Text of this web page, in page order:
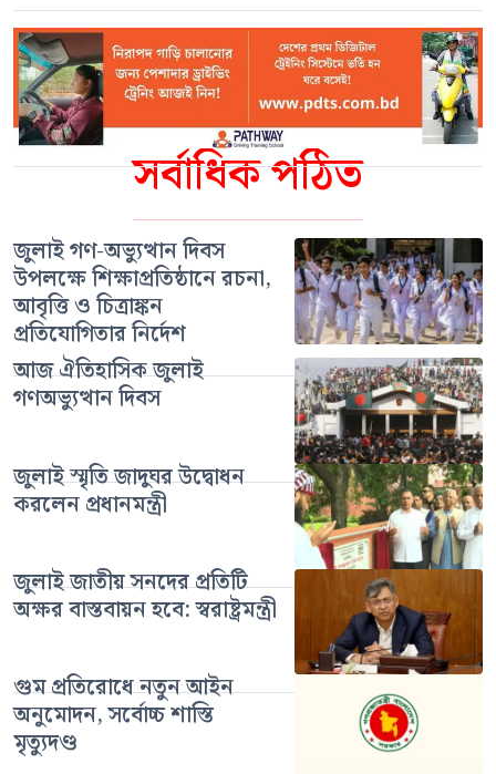
সর্বাধিক পঠিত
জুলাই গণ-অভ্যুত্থান দিবস
উপলক্ষে শিক্ষাপ্রতিষ্ঠানে রচনা,
আবৃত্তি ও চিত্রাঙ্কন
প্রতিযোগিতার নির্দেশ
আজ ঐতিহাসিক জুলাই
গণঅভ্যুত্থান দিবস
জুলাই স্মৃতি জাদুঘর উদ্বোধন
করলেন প্রধানমন্ত্রী
জুলাই জাতীয় সনদের প্রতিটি
অক্ষর বাস্তবায়ন হবে: স্বরাষ্ট্রমন্ত্রী
গুম প্রতিরোধে নতুন আইন
অনুমোদন, সর্বোচ্চ শাস্তি
মৃত্যুদণ্ড